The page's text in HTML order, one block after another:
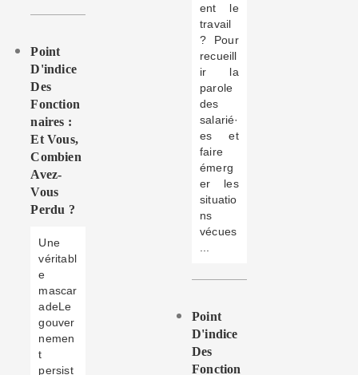
Point
D'indice
Des
Fonction
Naires :
Et Vous,
Combien
Avez-
Vous
Perdu ?
Une
véritabl
e
mascar
adeLe
gouver
nemen
t
persist
ent le
travail
? Pour
recueill
ir la
parole
des
salarié·
es et
faire
émerg
er les
situatio
ns
vécues
...
Point
D'indice
Des
Fonction